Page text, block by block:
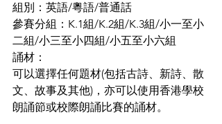
組別：英語/粵語/普通話
參賽分組：K.1組/K.2組/K.3組/小一至小
二組/小三至小四組/小五至小六組
誦材：
可以選擇任何題材(包括古詩、新詩、散
文、故事及其他)，亦可以使用香港學校
朗誦節或校際朗誦比賽的誦材。